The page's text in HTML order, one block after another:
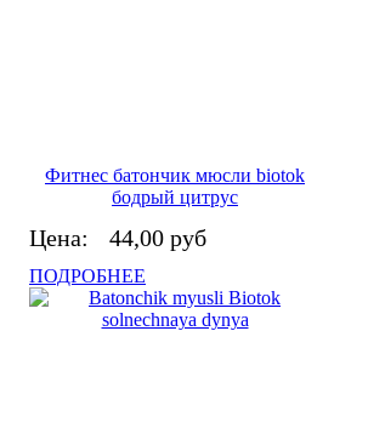
Фитнес батончик мюсли biotok
бодрый цитрус
Цена: 44,00 руб
ПОДРОБНЕЕ